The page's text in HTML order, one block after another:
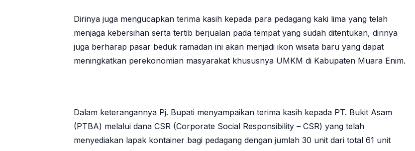
Dirinya juga mengucapkan terima kasih kepada para pedagang kaki lima yang telah
menjaga kebersihan serta tertib berjualan pada tempat yang sudah ditentukan, dirinya
juga berharap pasar beduk ramadan ini akan menjadi ikon wisata baru yang dapat
meningkatkan perekonomian masyarakat khususnya UMKM di Kabupaten Muara Enim.
Dalam keterangannya Pj. Bupati menyampaikan terima kasih kepada PT. Bukit Asam
(PTBA) melalui dana CSR (Corporate Social Responsibility – CSR) yang telah
menyediakan lapak kontainer bagi pedagang dengan jumlah 30 unit dari total 61 unit